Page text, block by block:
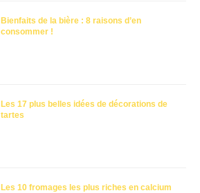
Bienfaits de la bière : 8 raisons d’en
consommer !
Les 17 plus belles idées de décorations de
tartes
Les 10 fromages les plus riches en calcium